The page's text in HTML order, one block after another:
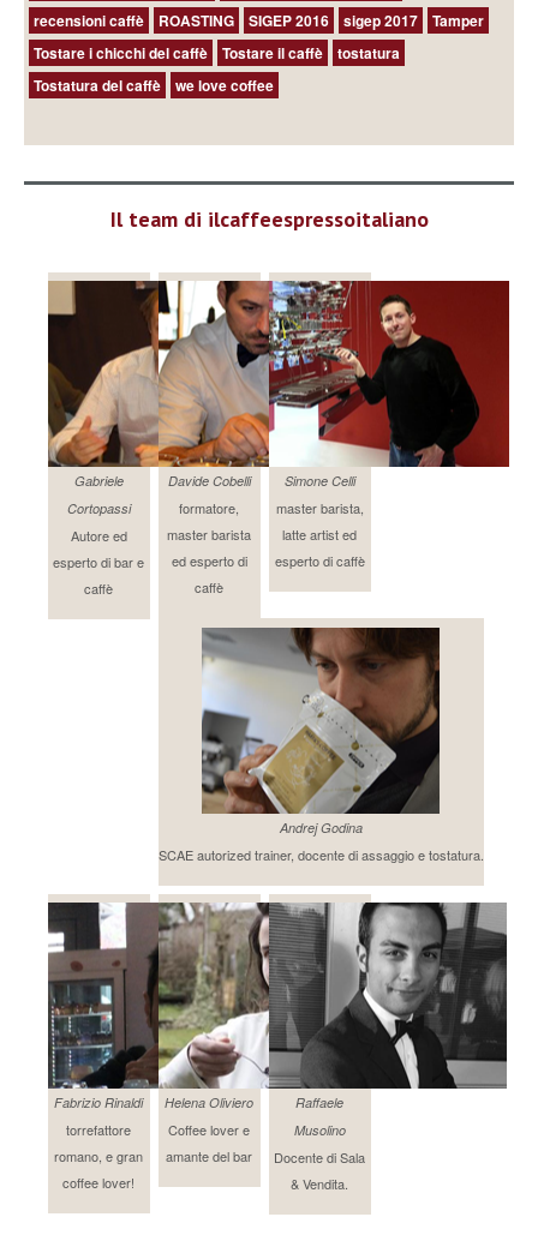
recensioni caffè
ROASTING SIGEP 2016 sigep 2017
Tamper
Tostare i chicchi del caffè
Tostare il caffè
tostatura
Tostatura del caffè
we love coffee
Il team di ilcaffeespressoitaliano
Gabriele
Cortopassi
Autore ed
esperto di bar e
caffè
Davide Cobelli
formatore,
master barista
ed esperto di
caffè
Simone Celli
master barista,
latte artist ed
esperto di caffè
Andrej Godina
SCAE autorized trainer, docente di assaggio e tostatura.
Fabrizio Rinaldi
torrefattore
romano, e gran
coffee lover!
Helena Oliviero
Coffee lover e
amante del bar
Raffaele
Musolino
Docente di Sala
& Vendita.